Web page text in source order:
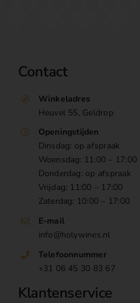
Contact
Winkeladres
Heuvel 55, Geldrop
Openingstijden
Dinsdag: op afspraak
Woensdag: 11:00 – 17:00
Donderdag: op afspraak
Vrijdag: 11:00 – 17:00
Zaterdag: 10:00 – 17:00
E-mail
info@holywines.nl
Telefoonnummer
+31 06 45 30 83 67
Klantenservice